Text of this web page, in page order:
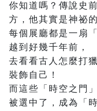
你知道嗎？傳說史
方，他其實是神祕
每個展廳都是一扇
越到好幾千年前，
去看看古人怎麼打
裝飾自己！
而這些「時空之門
被選中了，成為「